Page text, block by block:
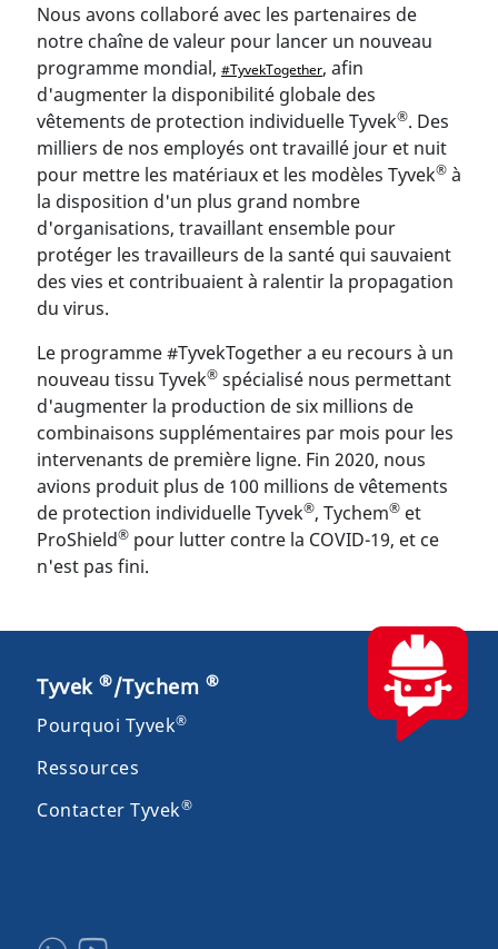
Nous avons collaboré avec les partenaires de
notre chaîne de valeur pour lancer un nouveau
programme mondial, #TyvekTogether, afin
d'augmenter la disponibilité globale des
vêtements de protection individuelle Tyvek®. Des
milliers de nos employés ont travaillé jour et nuit
pour mettre les matériaux et les modèles Tyvek® à
la disposition d'un plus grand nombre
d'organisations, travaillant ensemble pour
protéger les travailleurs de la santé qui sauvaient
des vies et contribuaient à ralentir la propagation
du virus.
Le programme #TyvekTogether a eu recours à un
nouveau tissu Tyvek® spécialisé nous permettant
d'augmenter la production de six millions de
combinaisons supplémentaires par mois pour les
intervenants de première ligne. Fin 2020, nous
avions produit plus de 100 millions de vêtements
de protection individuelle Tyvek®, Tychem® et
ProShield® pour lutter contre la COVID-19, et ce
n'est pas fini.
Tyvek ®/Tychem ®
Pourquoi Tyvek®
Ressources
Contacter Tyvek®